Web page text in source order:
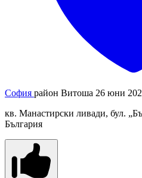
София район Витоша 26 юни
кв. Манастирски ливади, бул.
България